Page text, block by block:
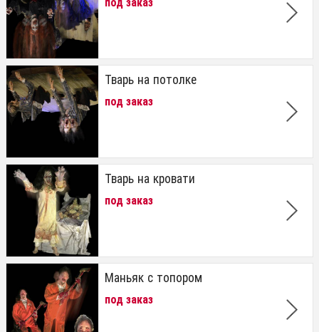
Тварь на потолке
под заказ
Тварь на кровати
под заказ
Маньяк с топором
под заказ